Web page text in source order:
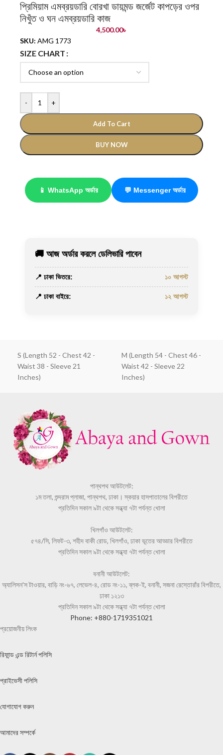
প্রিমিয়াম এমব্রয়ডারি বোরখা ডায়মন্ড জর্জেট কাপড়ের ওপর
নিখুঁত ও ঘন এমব্রয়ডারি কাজ
4,500.00৳
SKU: AMG 1773
SIZE CHART
- +
Add To Cart
BUY NOW
📱 WhatsApp অর্ডার 💬 Messenger অর্ডার
🚚 আজ অর্ডার করলে ডেলিভারি পাবেন
📍 ঢাকা ভিতরে: ১০ আগস্ট
📍 ঢাকা বাইরে: ১২ আগস্ট
S (Length 52 - Chest 42 -
Waist 38 - Sleeve 21
Inches)
M (Length 54 - Chest 46 -
Waist 42 - Sleeve 22
Inches)
পান্থপথ আউটলেট:
১ম তলা, শুন্দরাম প্লাজা, পান্থপথ, ঢাকা। স্কয়ার হাসপাতালের বিপরীতে
প্রতিদিন সকাল ৯টা থেকে সন্ধ্যা ৭টা পর্যন্ত খোলা
খিলগাঁও আউটলেট:
৫৭৪/সি, লিফট-৩, শহীদ বাকী রোড, খিলগাঁও, ঢাকা ভূতের আড্ডার বিপরীতে
প্রতিদিন সকাল ৯টা থেকে সন্ধ্যা ৭টা পর্যন্ত খোলা
বনানী আউটলেট:
অ্যালিসন'স টাওয়ার, বাড়ি নং-৬৭, লেভেল-৪, রোড নং-১১, ব্লক-ই, বনানী, সজনা রেস্তোরাঁর বিপরীতে,
ঢাকা ১২১৩
প্রতিদিন সকাল ৯টা থেকে সন্ধ্যা ৭টা পর্যন্ত খোলা
Phone: +880-1719351021
প্রয়োজনীয় লিংক
রিফান্ড এন্ড রিটার্ন পলিসি
প্রাইভেসী পলিসি
যোগাযোগ করুন
আমাদের সম্পর্কে